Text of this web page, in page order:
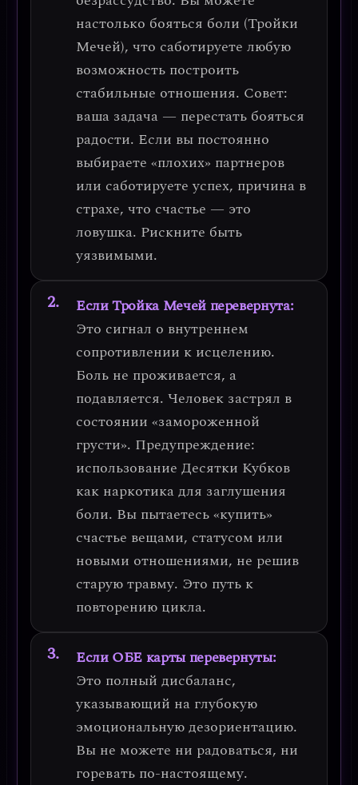
настолько бояться боли (Тройки
Мечей), что саботируете любую
возможность построить
стабильные отношения. Совет:
ваша задача — перестать бояться
радости. Если вы постоянно
выбираете «плохих» партнеров
или саботируете успех, причина в
страхе, что счастье — это
ловушка. Рискните быть
уязвимыми.
Если Тройка Мечей перевернута:
Это сигнал о внутреннем
сопротивлении к исцелению.
Боль не проживается, а
подавляется. Человек застрял в
состоянии «замороженной
грусти». Предупреждение:
использование Десятки Кубков
как наркотика для заглушения
боли. Вы пытаетесь «купить»
счастье вещами, статусом или
новыми отношениями, не решив
старую травму. Это путь к
повторению цикла.
Если ОБЕ карты перевернуты:
Это полный дисбаланс,
указывающий на глубокую
эмоциональную дезориентацию.
Вы не можете ни радоваться, ни
горевать по-настоящему.